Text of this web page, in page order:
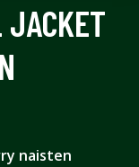
JACKET
naisten